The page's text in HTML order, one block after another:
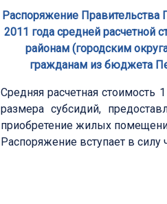
Распоряжение Правительства
2011 года средней
районам (городским
гражданам из бюджета
Средняя расчетная
размера субсидий,
приобретение жилых
Распоряжение вступает в